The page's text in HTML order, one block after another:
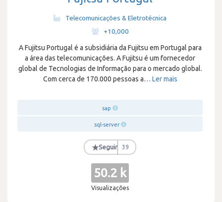
Telecomunicações & Eletrotécnica
+10,000
A Fujitsu Portugal é a subsidiária da Fujitsu em Portugal para
a área das telecomunicações. A Fujitsu é um fornecedor
global de Tecnologias de Informação para o mercado global.
Com cerca de 170.000 pessoas a… Ler mais
sap
sql-server
★Seguir 39
50.2 k
Visualizações